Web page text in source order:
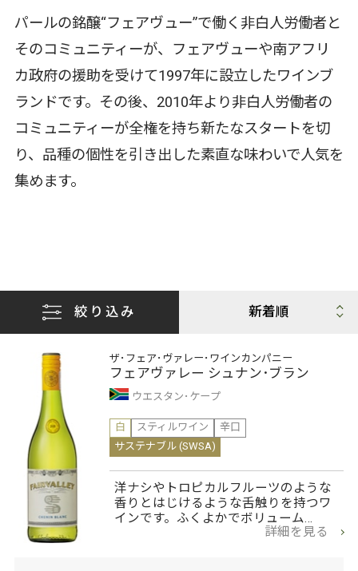
パールの銘醸“フェアヴュー”で働く非白人労働者と
そのコミュニティーが、フェアヴューや南アフリ
カ政府の援助を受けて1997年に設立したワインブ
ランドです。その後、2010年より非白人労働者の
コミュニティーが全権を持ち新たなスタートを切
り、品種の個性を引き出した素直な味わいで人気を
集めます。
絞り込み
ザ･フェア･ヴァレー･ワインカンパニー
フェアヴァレー シュナン･ブラン
ウエスタン･ケープ
白
スティルワイン
辛口
サステナブル (SWSA)
洋ナシやトロピカルフルーツのような
香りとはじけるような舌触りを持つワ
インです。ふくよかでボリューム…
詳細を見る